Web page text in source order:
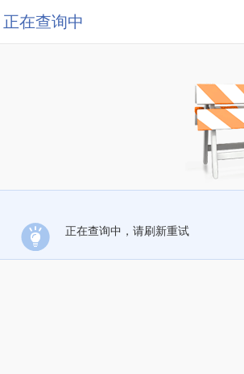
正在查询中
正在查询中，请刷新重试